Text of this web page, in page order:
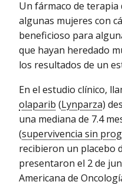
Un fármaco de terapia
algunas mujeres con
beneficioso para
que hayan heredado
los resultados de un
En el estudio clínico,
olaparib (Lynparza)
una mediana de 7.4
(supervivencia sin
recibieron un placebo
presentaron el 2 de
Americana de